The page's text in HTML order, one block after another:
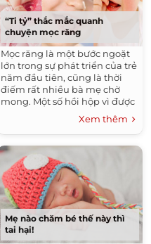
“Ti tỷ” thắc mắc quanh
chuyện mọc răng
Mọc răng là một bước ngoặt
lớn trong sự phát triển của trẻ
năm đầu tiên, cũng là thời
điếm rất nhiều bà mẹ chờ
mong. Một số hồi hộp vì được
ngắm nụ cười con yêu với
Xem thêm
Mẹ nào chăm bé thế này thì
tai hại!